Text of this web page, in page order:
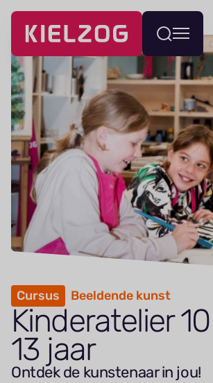
Navigatie
overslaan
Wissel
menu
Cursus Beeldende kunst
Kin­de­ratelier10
13 jaar
Ontdek de kunstenaar in jou!